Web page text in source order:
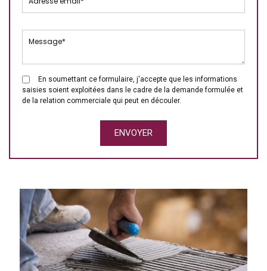
En soumettant ce formulaire, j'accepte que les informations
saisies soient exploitées dans le cadre de la demande formulée et
de la relation commerciale qui peut en découler.